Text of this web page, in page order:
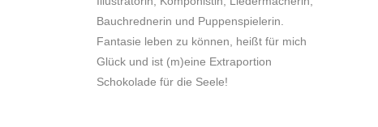
Bauchrednerin und Puppenspielerin.
Fantasie leben zu können, heißt für mich
Glück und ist (m)eine Extraportion
Schokolade für die Seele!